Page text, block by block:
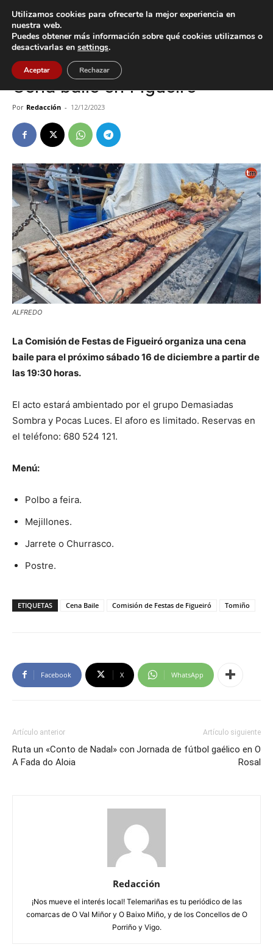
Inicio Cultura / Ocio
Cultura / Ocio Tomiño
Cena baile en Figueiró
Por Redacción - 12/12/2023
ALFREDO
La Comisión de Festas de Figueiró organiza una cena
baile para el próximo sábado 16 de diciembre a partir de
las 19:30 horas.
El acto estará ambientado por el grupo Demasiadas
Sombra y Pocas Luces. El aforo es limitado. Reservas en
el teléfono: 680 524 121.
Menú:
Polbo a feira.
Mejillones.
Jarrete o Churrasco.
Postre.
ETIQUETAS Cena Baile Comisión de Festas de Figueiró Tomiño
Facebook X WhatsApp
Artículo anterior
Ruta un «Conto de Nadal» con
A Fada do Aloia
Artículo siguiente
Jornada de fútbol gaélico en O
Rosal
Redacción
¡Nos mueve el interés local! Telemariñas es tu periódico de las
comarcas de O Val Miñor y O Baixo Miño, y de los Concellos de O
Porriño y Vigo.
Utilizamos cookies para ofrecerte la mejor experiencia en
nuestra web.
Puedes obtener más información sobre qué cookies utilizamos o
desactivarlas en settings.
Aceptar Rechazar